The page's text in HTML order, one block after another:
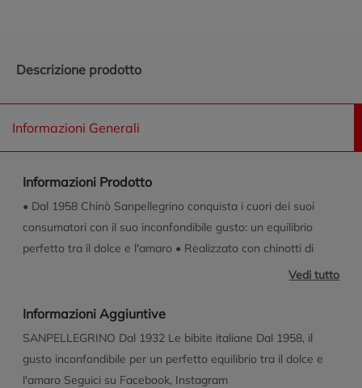
Descrizione prodotto
Informazioni Generali
Informazioni Prodotto
• Dal 1958 Chinò Sanpellegrino conquista i cuori dei suoi
consumatori con il suo inconfondibile gusto: un equilibrio
perfetto tra il dolce e l'amaro • Realizzato con chinotti di
e proprio cult italiano • Dal colore marrone limpido, con un
aroma di chinotti unito al profumo dei boccioli di fiori
d'arancio • Un intensa frizzantezza che accarezza il palato
con una bollicina fine e persistente
Vedi tutto
Informazioni Aggiuntive
SANPELLEGRINO Dal 1932 Le bibite italiane Dal 1958, il
gusto inconfondibile per un perfetto equilibrio tra il dolce e
l'amaro Seguici su Facebook, Instagram